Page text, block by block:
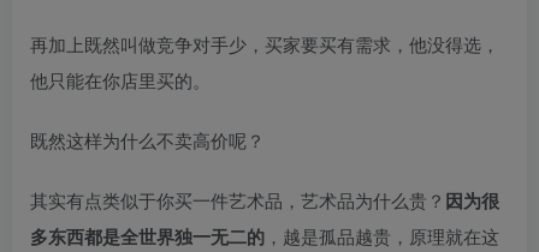
再加上既然叫做竞争对手少，买家要买有需求，他没得选，
他只能在你店里买的。
既然这样为什么不卖高价呢？
其实有点类似于你买一件艺术品，艺术品为什么贵？ 因为很
多东西都是全世界独一无二的 ，越是孤品越贵，原理就在这